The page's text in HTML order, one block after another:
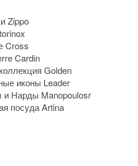
Zippo
Cross
Cardin
Golden
иконы Leader
Нарды Manopoulosr
посуда Artina